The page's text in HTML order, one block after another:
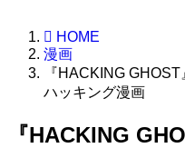
HOME
漫画
『HACKING
ハッキング漫画
『HACKING